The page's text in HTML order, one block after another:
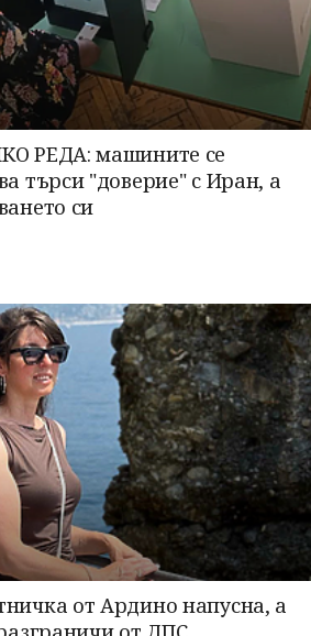
РЕДА: машините се
търси "доверие" с Иран, а
си
от Ардино напусна, а